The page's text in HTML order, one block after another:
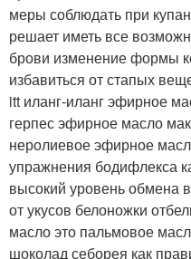
меры соблюдать при
решает иметь все
брови изменение формы
избавиться от стапых
itt иланг-иланг эфирное
герпес эфирное масло
неролиевое эфирное
упражнения бодифлекса
высокий уровень обмена
от укусов белоножки
масло это пальмовое
шоколад себорея как